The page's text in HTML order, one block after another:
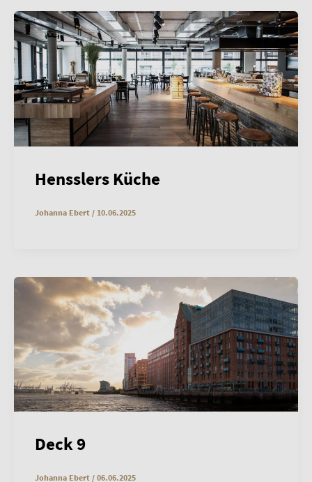
Hensslers Küche
Johanna Ebert / 10.06.2025
Deck 9
Johanna Ebert / 06.06.2025